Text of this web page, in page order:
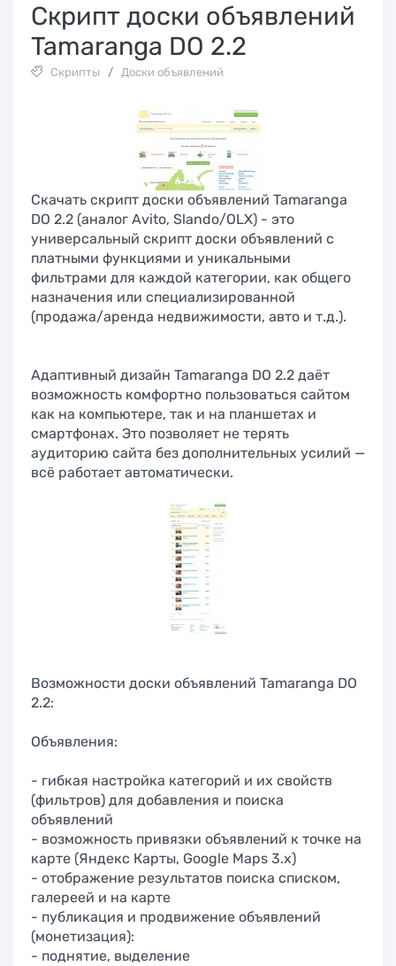
Скрипт доски объявлений
Tamaranga DO 2.2
Скрипты / Доски объявлений
Скачать скрипт доски объявлений Tamaranga
DO 2.2 (аналог Avito, Slando/OLX) - это
универсальный скрипт доски объявлений с
платными функциями и уникальными
фильтрами для каждой категории, как общего
назначения или специализированной
(продажа/аренда недвижимости, авто и т.д.).
Адаптивный дизайн Tamaranga DO 2.2 даёт
возможность комфортно пользоваться сайтом
как на компьютере, так и на планшетах и
смартфонах. Это позволяет не терять
аудиторию сайта без дополнительных усилий —
всё работает автоматически.
Возможности доски объявлений Tamaranga DO
2.2:
Объявления:
- гибкая настройка категорий и их свойств
(фильтров) для добавления и поиска
объявлений
- возможность привязки объявлений к точке на
карте (Яндекс Карты, Google Maps 3.x)
- отображение результатов поиска списком,
галереей и на карте
- публикация и продвижение объявлений
(монетизация):
- поднятие, выделение